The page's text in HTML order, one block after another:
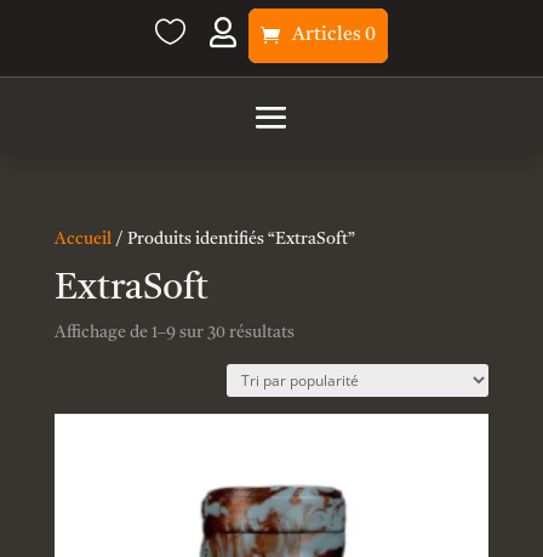
  Articles 0
Accueil / Produits identifiés “ExtraSoft”
ExtraSoft
Affichage de 1–9 sur 30 résultats